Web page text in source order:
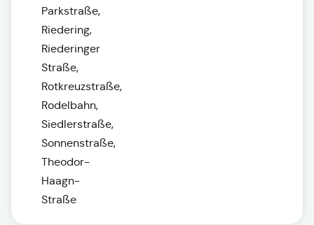
Parkstraße,
Riedering,
Riederinger
Straße,
Rotkreuzstraße,
Rodelbahn,
Siedlerstraße,
Sonnenstraße,
Theodor-
Haagn-
Straße